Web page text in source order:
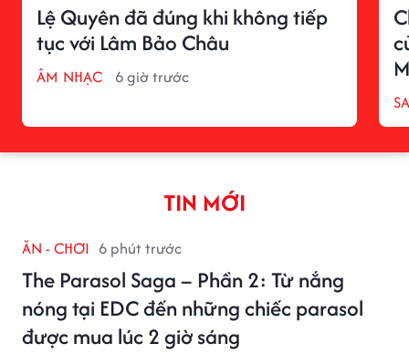
Lệ Quyên đã đúng khi không tiếp
tục với Lâm Bảo Châu
ÂM NHẠC 6 giờ trước
TIN MỚI
ĂN - CHƠI 6 phút trước
The Parasol Saga – Phần 2: Từ nắng
nóng tại EDC đến những chiếc parasol
được mua lúc 2 giờ sáng